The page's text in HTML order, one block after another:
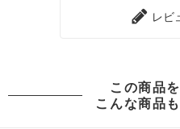
レビ
この商品
こんな商品